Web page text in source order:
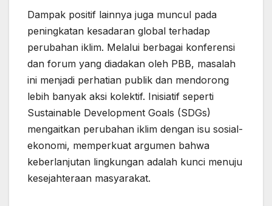
Dampak positif lainnya juga muncul pada
peningkatan kesadaran global terhadap
perubahan iklim. Melalui berbagai konferensi
dan forum yang diadakan oleh PBB, masalah
ini menjadi perhatian publik dan mendorong
lebih banyak aksi kolektif. Inisiatif seperti
Sustainable Development Goals (SDGs)
mengaitkan perubahan iklim dengan isu sosial-
ekonomi, memperkuat argumen bahwa
keberlanjutan lingkungan adalah kunci menuju
kesejahteraan masyarakat.